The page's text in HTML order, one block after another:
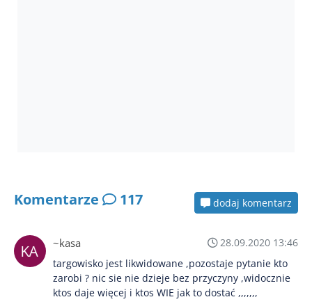
Komentarze 117 dodaj komentarz
~kasa
28.09.2020 13:46
targowisko jest likwidowane ,pozostaje pytanie kto
zarobi ? nic sie nie dzieje bez przyczyny ,widocznie
ktos daje więcej i ktos WIE jak to dostać ,,,,,,,